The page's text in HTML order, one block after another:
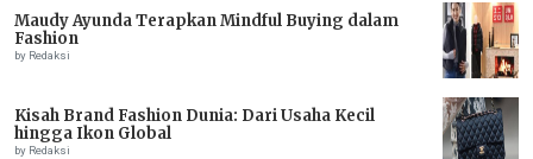
Maudy Ayunda Terapkan Mindful Buying dalam
Fashion
by Redaksi
Kisah Brand Fashion Dunia: Dari Usaha Kecil
hingga Ikon Global
by Redaksi